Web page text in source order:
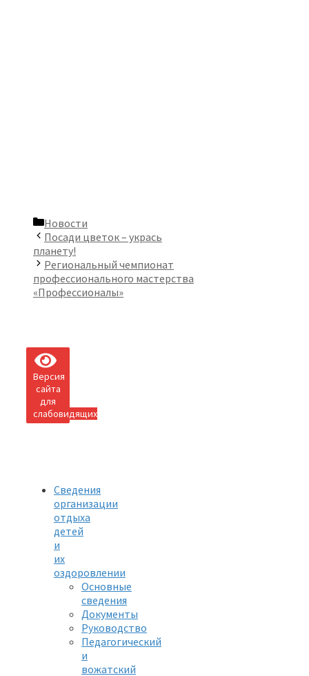
Рубрики
Новости
Посади цветок – укрась
планету!
Региональный чемпионат
профессионального мастерства
«Профессионалы»
Версия
сайта
для
слабовидящих
Сведения
организации
отдыха
детей
и
их
оздоровлении
Основные
сведения
Документы
Руководство
Педагогический
и
вожатский